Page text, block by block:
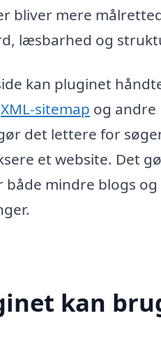
bliver mere
læsbarhed og
kan pluginet
XML-sitemap og andre
det lettere for
et website. Det
både mindre blogs
kan